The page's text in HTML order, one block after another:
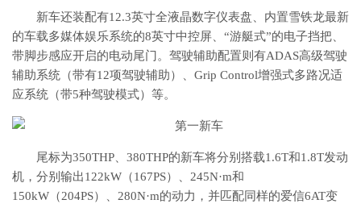
新车还装配有12.3英寸全液晶数字仪表盘、内置雪铁龙最新
的车载多媒体娱乐系统的8英寸中控屏、“游艇式”的电子挡把、
带脚步感应开启的电动尾门。驾驶辅助配置则有ADAS高级驾驶
辅助系统（带有12项驾驶辅助）、Grip Control增强式多路况适
应系统（带5种驾驶模式）等。
尾标为350THP、380THP的新车将分别搭载1.6T和1.8T发动
机，分别输出122kW（167PS）、245N·m和
150kW（204PS）、280N·m的动力，并匹配同样的爱信6AT变